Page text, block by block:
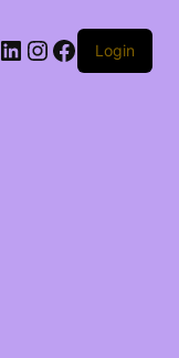
LinkedIn
Instagram
Facebook
Login